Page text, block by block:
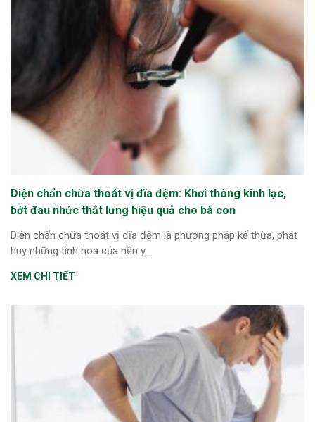
Diện chẩn chữa thoát vị đĩa đệm: Khơi thông kinh lạc,
bớt đau nhức thắt lưng hiệu quả cho bà con
Diện chẩn chữa thoát vị đĩa đệm là phương pháp kế thừa, phát
huy những tinh hoa của nền y...
XEM CHI TIẾT